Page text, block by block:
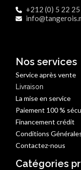
+212 (0) 5 22
Nos services
Service après vente
Livraison
La mise en service
Paiement 100 %
Financement crédit
Conditions
Contactez-nous
Catégories